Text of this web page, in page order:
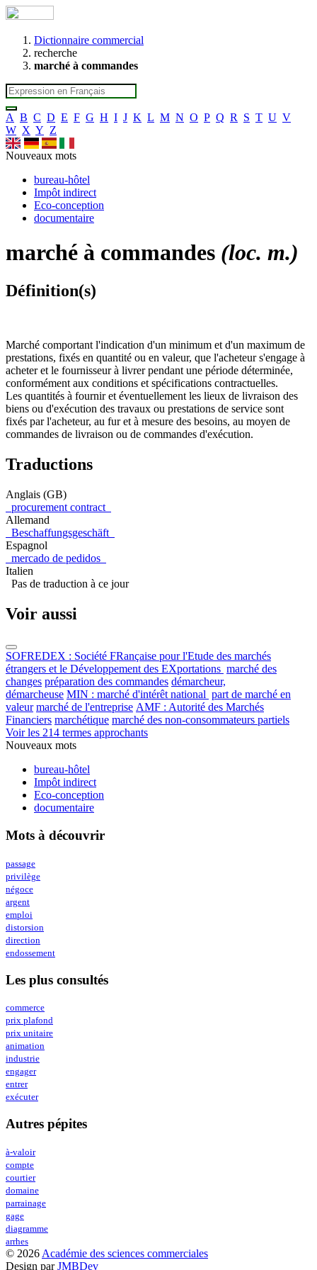
Dictionnaire commercial
recherche
marché à commandes
A B C D E F G H I J K L M N O P Q R S T U V
W X Y Z
Nouveaux mots
bureau-hôtel
Impôt indirect
Eco-conception
documentaire
marché à commandes (loc. m.)
Définition(s)
Marché comportant l'indication d'un minimum et d'un maximum de
prestations, fixés en quantité ou en valeur, que l'acheteur s'engage à
acheter et le fournisseur à livrer pendant une période déterminée,
conformément aux conditions et spécifications contractuelles.
Les quantités à fournir et éventuellement les lieux de livraison des
biens ou d'exécution des travaux ou prestations de service sont
fixés par l'acheteur, au fur et à mesure des besoins, au moyen de
commandes de livraison ou de commandes d'exécution.
Traductions
Anglais (GB)
procurement contract
Allemand
Beschaffungsgeschäft
Espagnol
mercado de pedidos
Italien
Pas de traduction à ce jour
Voir aussi
SOFREDEX : Société FRançaise pour l'Etude des marchés
étrangers et le Développement des EXportations marché des
changes préparation des commandes démarcheur,
démarcheuse MIN : marché d'intérêt national part de marché en
valeur marché de l'entreprise AMF : Autorité des Marchés
Financiers marchétique marché des non-consommateurs partiels
Voir les 214 termes approchants
Nouveaux mots
bureau-hôtel
Impôt indirect
Eco-conception
documentaire
Mots à découvrir
passage
privilège
négoce
argent
emploi
distorsion
direction
endossement
Les plus consultés
commerce
prix plafond
prix unitaire
animation
industrie
engager
entrer
exécuter
Autres pépites
à-valoir
compte
courtier
domaine
parrainage
gage
diagramme
arrhes
© 2026 Académie des sciences commerciales
Design parJMBDev